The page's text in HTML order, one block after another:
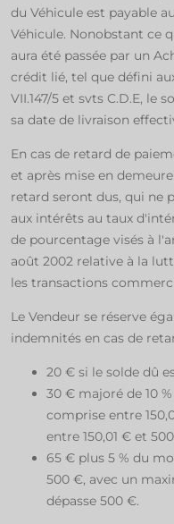
du Véhicule est payable
Véhicule. Nonobstant ce
aura été passée par un
crédit lié, tel que défini
VII.147/5 et svts C.D.E, le
sa date de livraison
En cas de retard de
et après mise en
retard seront dus, qui ne
aux intérêts au taux
de pourcentage visés à
août 2002 relative à la
les transactions
Le Vendeur se réserve
indemnités en cas de
20 € si le solde dû
30 € majoré de 10
comprise entre
entre 150,01 € et
65 € plus 5 % du
500 €, avec un
dépasse 500 €.